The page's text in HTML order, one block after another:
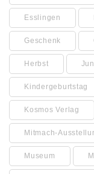
Esslingen
Geschenk
Herbst
Kindergeburtstag
Kosmos Verlag
Mitmach-
Museum